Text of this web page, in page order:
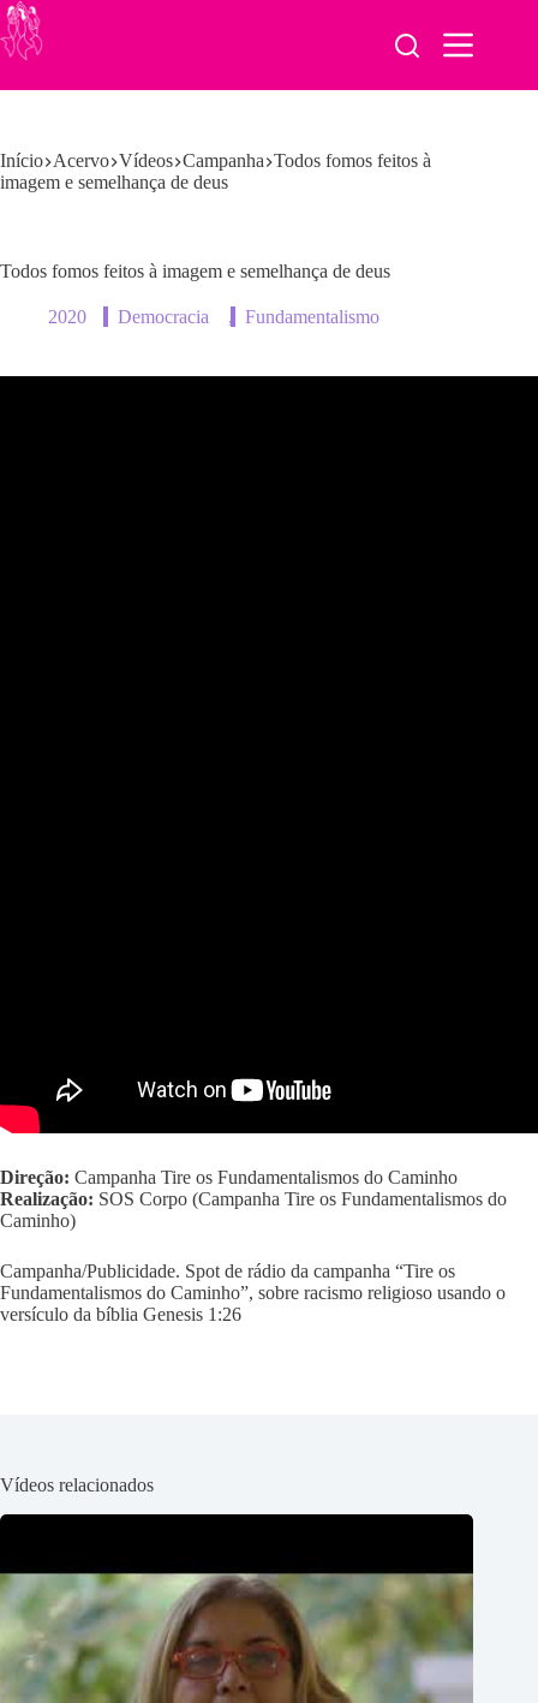
Pular
para
o
Início Acervo Vídeos Campanha Todos fomos feitos à
imagem e semelhança de deus
Todos fomos feitos à imagem e semelhança de deus
2020 Democracia , Fundamentalismo
Direção: Campanha Tire os Fundamentalismos do Caminho
Realização: SOS Corpo (Campanha Tire os Fundamentalismos do
Caminho)
Campanha/Publicidade. Spot de rádio da campanha “Tire os
Fundamentalismos do Caminho”, sobre racismo religioso usando o
versículo da bíblia Genesis 1:26
Vídeos relacionados